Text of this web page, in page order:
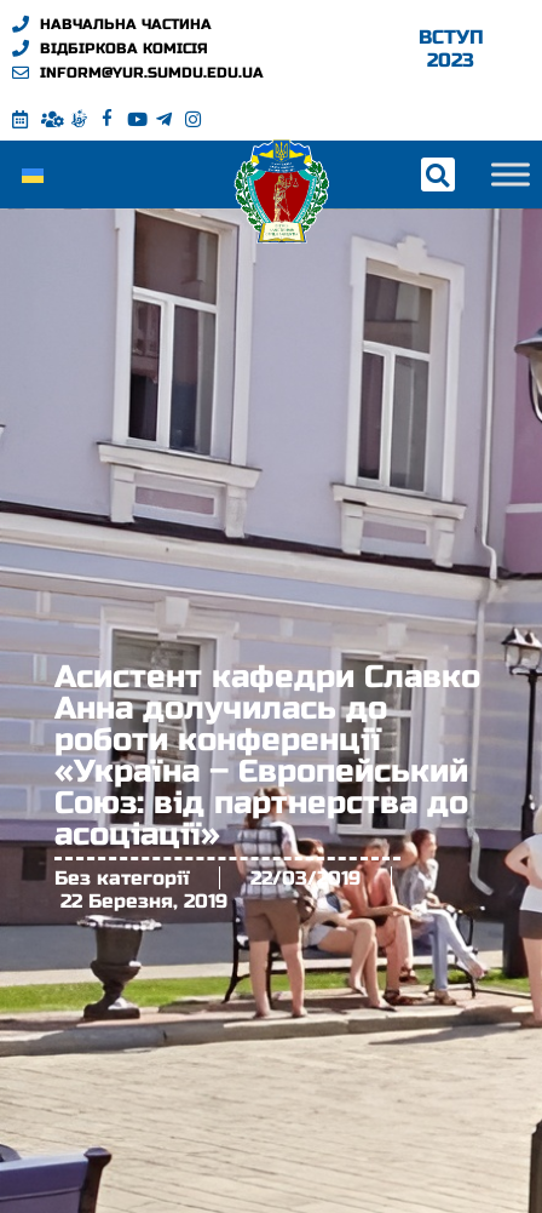
НАВЧАЛЬНА ЧАСТИНА
ВІДБІРКОВА КОМІСІЯ
INFORM@YUR.SUMDU.EDU.UA
ВСТУП
2023
Асистент кафедри Славко
Анна долучилась до
роботи конференції
«Україна – Європейський
Союз: від партнерства до
асоціації»
Без категорії
22/03/2019
22 Березня, 2019